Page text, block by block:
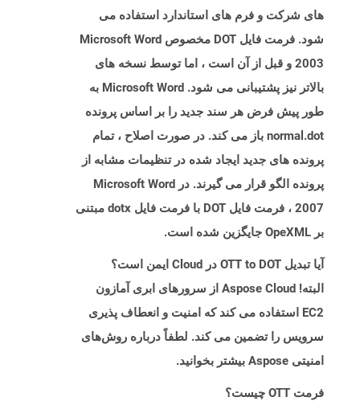
های شرکت و فرم های استاندارد استفاده می
شود. فرمت فایل DOT مخصوص Microsoft Word
2003 و قبل از آن است ، اما توسط نسخه های
بالاتر نیز پشتیبانی می شود. Microsoft Word به
طور پیش فرض هر سند جدید را بر اساس پرونده
normal.dot باز می کند. در صورت اصلاح ، تمام
پرونده های جدید ایجاد شده در تنظیمات مشابه از
پرونده الگو قرار می گیرند. در Microsoft Word
2007 ، فرمت فایل DOT با فرمت فایل dotx مبتنی
بر OpeXML جایگزین شده است.
آیا تبدیل OTT to DOT در Cloud ایمن است؟
البته! Aspose Cloud از سرورهای ابری آمازون
EC2 استفاده می کند که امنیت و انعطاف پذیری
سرویس را تضمین می کند. لطفاً درباره روش‌های
امنیتی Aspose بیشتر بخوانید.
فرمت OTT چیست؟